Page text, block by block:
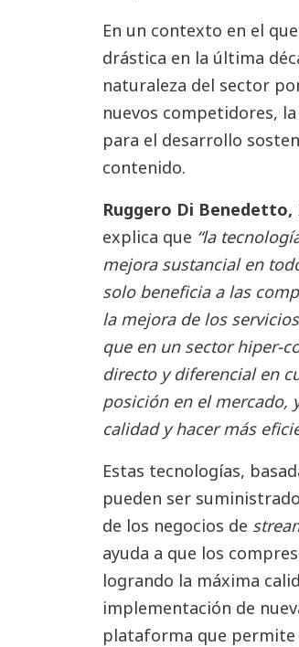
En un contexto en el
drástica en la última
naturaleza del sector
nuevos competidores,
para el desarrollo
contenido.
Ruggero Di Benedetto,
explica que “la
mejora sustancial en
solo beneficia a las
la mejora de los
que en un sector hiper-
directo y diferencial en
posición en el mercado,
calidad y hacer más
Estas tecnologías,
pueden ser
de los negocios de
ayuda a que los
logrando la máxima
implementación de
plataforma que permite